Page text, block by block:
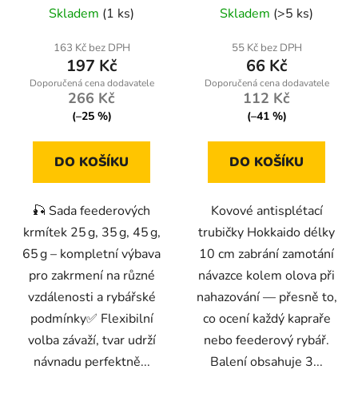
Skladem (1 ks)
163 Kč bez DPH
197 Kč
266 Kč
(–25 %)
DO KOŠÍKU
🎣 Sada feederových
krmítek 25 g, 35 g, 45 g,
65 g – kompletní výbava
pro zakrmení na různé
vzdálenosti a rybářské
podmínky✅ Flexibilní
volba závaží, tvar udrží
návnadu perfektně...
montáže
Skladem (>5 ks)
55 Kč bez DPH
66 Kč
112 Kč
(–41 %)
DO KOŠÍKU
Kovové antisplétací
trubičky Hokkaido délky
10 cm zabrání zamotání
návazce kolem olova při
nahazování — přesně to,
co ocení každý kapraře
nebo feederový rybář.
Balení obsahuje 3...